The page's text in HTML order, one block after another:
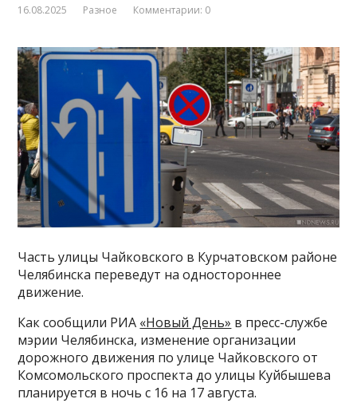
16.08.2025 Разное Комментарии: 0
Часть улицы Чайковского в Курчатовском районе
Челябинска переведут на одностороннее
движение.
Как сообщили РИА «Новый День» в пресс-службе
мэрии Челябинска, изменение организации
дорожного движения по улице Чайковского от
Комсомольского проспекта до улицы Куйбышева
планируется в ночь с 16 на 17 августа.